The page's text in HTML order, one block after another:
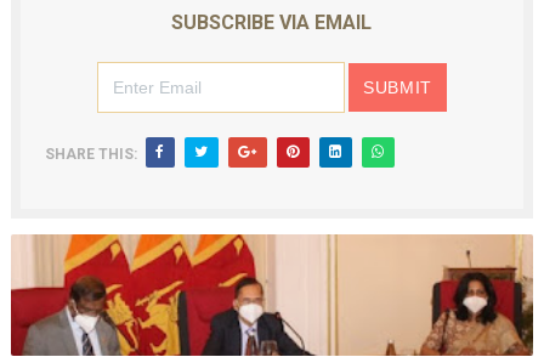
SUBSCRIBE VIA EMAIL
SHARE THIS: